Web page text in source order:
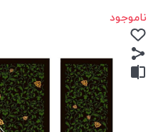
ناموجود